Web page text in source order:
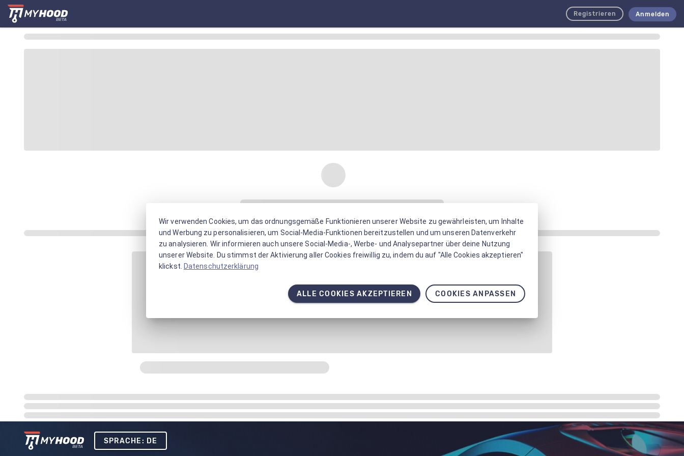
Registrieren Anmelden
SPRACHE: DE
Wir verwenden Cookies, um das ordnungsgemäße Funktionieren unserer Website zu gewährleisten, um Inhalte
und Werbung zu personalisieren, um Social-Media-Funktionen bereitzustellen und um unseren Datenverkehr
zu analysieren. Wir informieren auch unsere Social-Media-, Werbe- und Analysepartner über deine Nutzung
unserer Website. Du stimmst der Aktivierung aller Cookies freiwillig zu, indem du auf "Alle Cookies akzeptieren"
klickst. Datenschutzerklärung
ALLE COOKIES AKZEPTIEREN COOKIES ANPASSEN